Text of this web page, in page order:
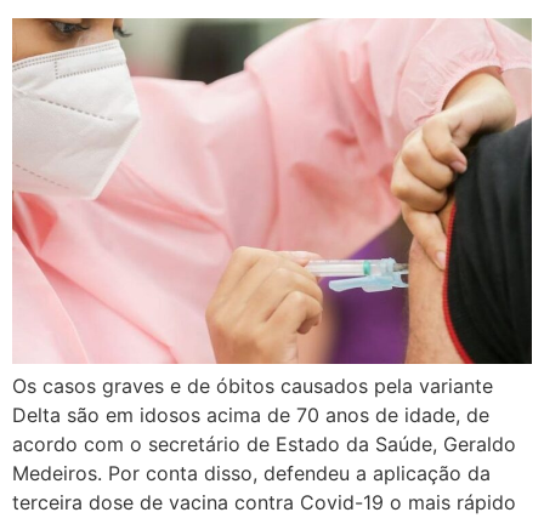
Os casos graves e de óbitos causados pela variante
Delta são em idosos acima de 70 anos de idade, de
acordo com o secretário de Estado da Saúde, Geraldo
Medeiros. Por conta disso, defendeu a aplicação da
terceira dose de vacina contra Covid-19 o mais rápido